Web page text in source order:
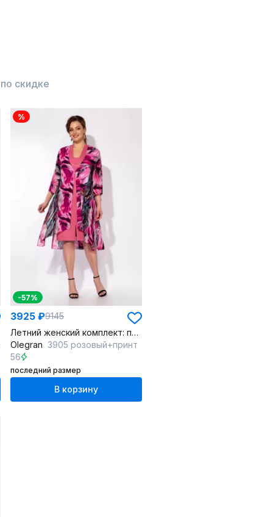
по скидке
%
-57%
3925 ₽9145
Летний женский комплект: платье и туника из шифона и текстиля
Olegran 3905 розовый+принт
56
последний размер
В корзину